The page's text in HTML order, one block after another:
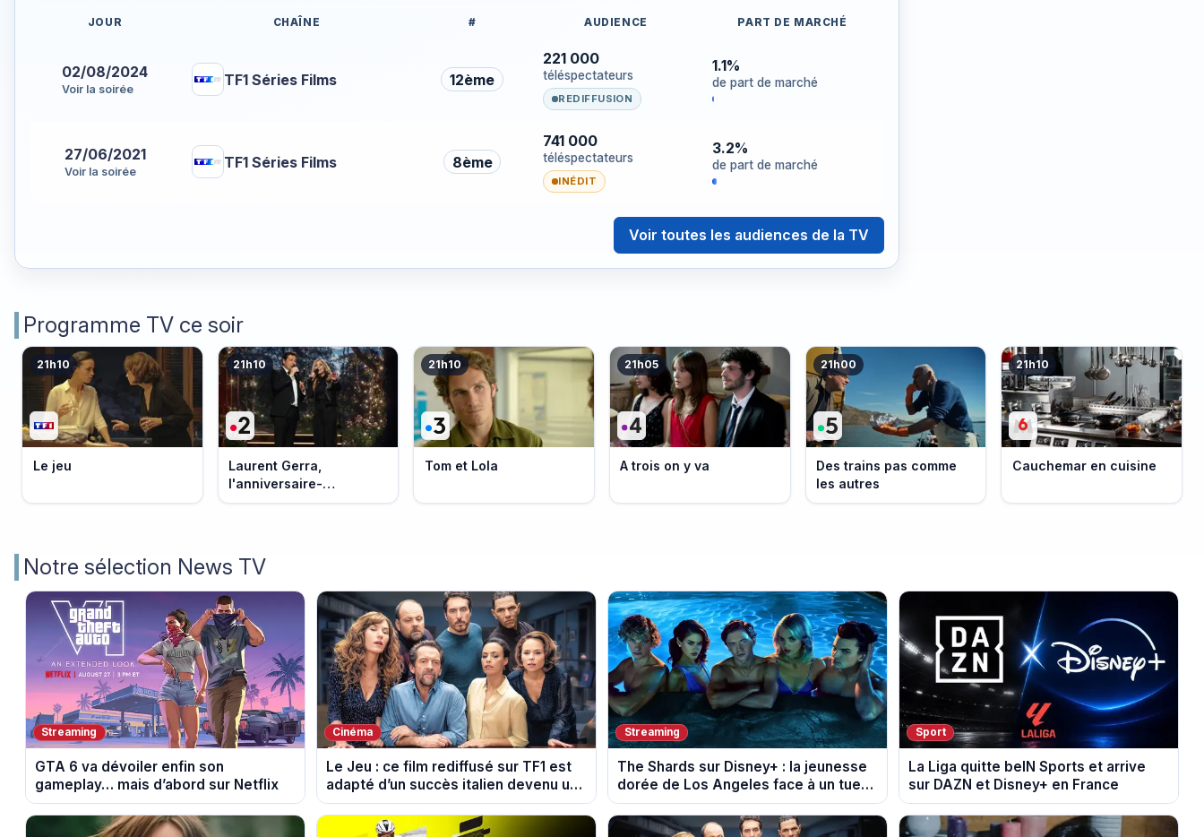
JOUR CHAÎNE # AUDIENCE PART DE MARCHÉ
02/08/2024
Voir la soirée
TF1 Séries Films 12ème
221 000
téléspectateurs
REDIFFUSION
1.1%
de part de marché
27/06/2021
Voir la soirée
TF1 Séries Films 8ème
741 000
téléspectateurs
INÉDIT
3.2%
de part de marché
Voir toutes les audiences de la TV
Programme TV ce soir
21h10
Le jeu
21h10
Laurent Gerra,
l'anniversaire-
événement
21h10
Tom et Lola
21h05
A trois on y va
21h00
Des trains pas comme
les autres
21h10
Cauchemar en cuisine
Notre sélection News TV
Streaming
GTA 6 va dévoiler enfin son
gameplay… mais d’abord sur Netflix
Cinéma
Le Jeu : ce film rediffusé sur TF1 est
adapté d’un succès italien devenu un
phénomène mondial
Streaming
The Shards sur Disney+ : la jeunesse
dorée de Los Angeles face à un tueur
dans les années 80
Sport
La Liga quitte beIN Sports et arrive
sur DAZN et Disney+ en France